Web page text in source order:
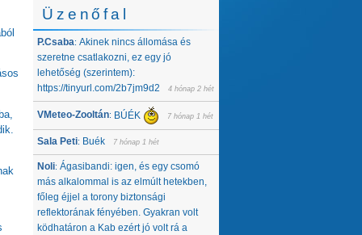
Üzenőfal
P.Csaba: Akinek nincs állomása és
szeretne csatlakozni, ez egy jó
lehetőség (szerintem):
https://tinyurl.com/2b7jm9d2
4 hónap 2 hét
VMeteo-Zooltán: BÚÉK 7 hónap 1 hét
Sala Peti: Buék 7 hónap 1 hét
Noli: Ágasibandi: igen, és egy csomó
más alkalommal is az elmúlt hetekben,
főleg éjjel a torony biztonsági
reflektorának fényében. Gyakran volt
ködhatáron a Kab ezért jó volt rá a